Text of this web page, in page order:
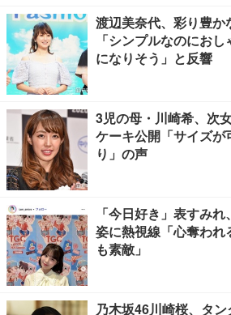
渡辺美奈代、彩り豊
「シンプルなのにお
になりそう」と反響
3児の母・川崎希、次
ケーキ公開「サイズ
り」の声
「今日好き」表すみ
姿に熱視線「心奪わ
も素敵」
乃木坂46川崎桜、タ